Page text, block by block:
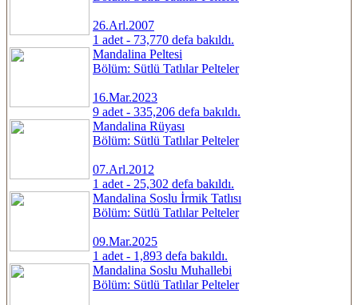
26.Arl.2007
1 adet - 73,770 defa bakıldı.
Mandalina Peltesi
Bölüm: Sütlü Tatlılar Pelteler
16.Mar.2023
9 adet - 335,206 defa bakıldı.
Mandalina Rüyası
Bölüm: Sütlü Tatlılar Pelteler
07.Arl.2012
1 adet - 25,302 defa bakıldı.
Mandalina Soslu İrmik Tatlısı
Bölüm: Sütlü Tatlılar Pelteler
09.Mar.2025
1 adet - 1,893 defa bakıldı.
Mandalina Soslu Muhallebi
Bölüm: Sütlü Tatlılar Pelteler